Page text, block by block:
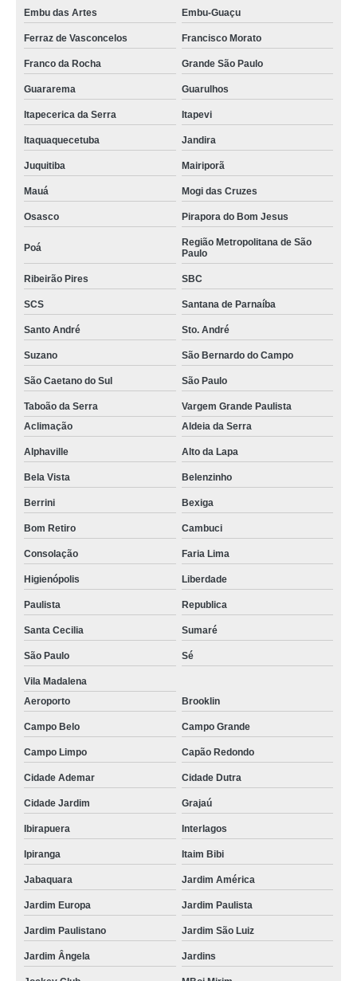
Embu das Artes Embu-Guaçu
Ferraz de Vasconcelos Francisco Morato
Franco da Rocha Grande São Paulo
Guararema Guarulhos
Itapecerica da Serra Itapevi
Itaquaquecetuba Jandira
Juquitiba Mairiporã
Mauá Mogi das Cruzes
Osasco Pirapora do Bom Jesus
Poá
Região Metropolitana de São
Paulo
Ribeirão Pires SBC
SCS Santana de Parnaíba
Santo André Sto. André
Suzano São Bernardo do Campo
São Caetano do Sul São Paulo
Taboão da Serra
Vargem Grande Paulista
Aclimação
Aldeia da Serra
Alphaville Alto da Lapa
Bela Vista Belenzinho
Berrini Bexiga
Bom Retiro Cambuci
Consolação Faria Lima
Higienópolis Liberdade
Paulista Republica
Santa Cecilia Sumaré
São Paulo Sé
Vila Madalena
Aeroporto
Brooklin
Campo Belo Campo Grande
Campo Limpo Capão Redondo
Cidade Ademar Cidade Dutra
Cidade Jardim Grajaú
Ibirapuera Interlagos
Ipiranga Itaim Bibi
Jabaquara Jardim América
Jardim Europa Jardim Paulista
Jardim Paulistano Jardim São Luiz
Jardim Ângela Jardins